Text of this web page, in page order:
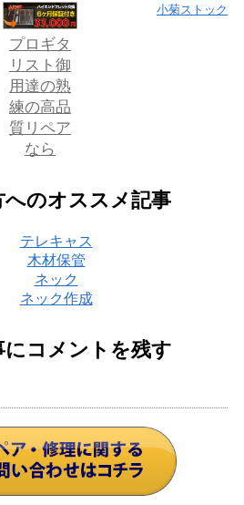
小菊ストック
プロギタ
リスト御
用達の熟
練の高品
質リペア
なら
へのオススメ記事
テレキャス
木材保管
ネック
ネック作成
にコメントを残す